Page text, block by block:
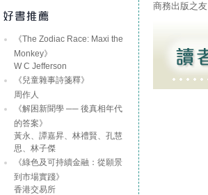
《The Zodiac Race: Maxi the
Monkey》
W C Jefferson
《兒童雜事詩箋釋》
周作人
《解困新聞學 ── 後真相年代
的答案》
黃永、譚嘉昇、林禮賢、孔慧
思、林子傑
《綠色及可持續金融：從願景
到市場實踐》
香港交易所
商務出版之友